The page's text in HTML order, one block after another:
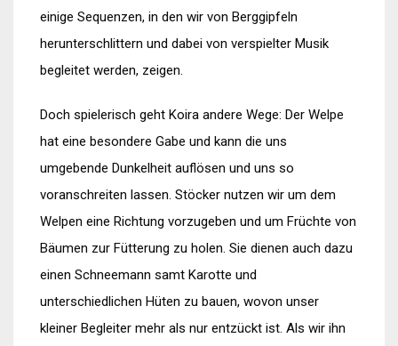
einige Sequenzen, in den wir von Berggipfeln
herunterschlittern und dabei von verspielter Musik
begleitet werden, zeigen.
Doch spielerisch geht Koira andere Wege: Der Welpe
hat eine besondere Gabe und kann die uns
umgebende Dunkelheit auflösen und uns so
voranschreiten lassen. Stöcker nutzen wir um dem
Welpen eine Richtung vorzugeben und um Früchte von
Bäumen zur Fütterung zu holen. Sie dienen auch dazu
einen Schneemann samt Karotte und
unterschiedlichen Hüten zu bauen, wovon unser
kleiner Begleiter mehr als nur entzückt ist. Als wir ihn